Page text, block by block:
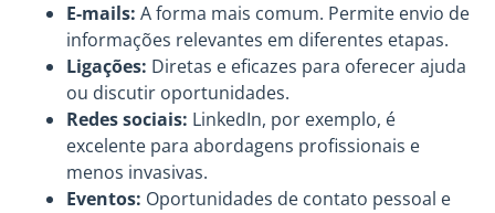
E-mails: A forma mais comum. Permite envio de
informações relevantes em diferentes etapas.
Ligações: Diretas e eficazes para oferecer ajuda
ou discutir oportunidades.
Redes sociais: LinkedIn, por exemplo, é
excelente para abordagens profissionais e
menos invasivas.
Eventos: Oportunidades de contato pessoal e